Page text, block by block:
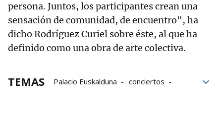
persona. Juntos, los participantes crean una
sensación de comunidad, de encuentro", ha
dicho Rodríguez Curiel sobre éste, al que ha
definido como una obra de arte colectiva.
TEMAS Palacio Euskalduna
conciertos